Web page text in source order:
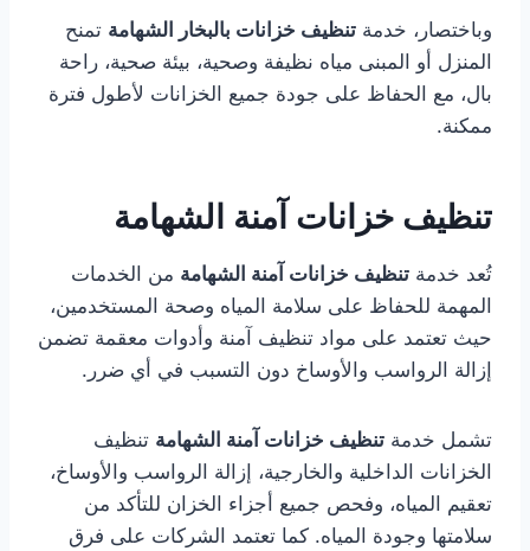
وباختصار، خدمة تنظيف خزانات بالبخار الشهامة تمنح
المنزل أو المبنى مياه نظيفة وصحية، بيئة صحية، راحة
بال، مع الحفاظ على جودة جميع الخزانات لأطول فترة
ممكنة.
تنظيف خزانات آمنة الشهامة
تُعد خدمة تنظيف خزانات آمنة الشهامة من الخدمات
المهمة للحفاظ على سلامة المياه وصحة المستخدمين،
حيث تعتمد على مواد تنظيف آمنة وأدوات معقمة تضمن
إزالة الرواسب والأوساخ دون التسبب في أي ضرر.
تشمل خدمة تنظيف خزانات آمنة الشهامة تنظيف
الخزانات الداخلية والخارجية، إزالة الرواسب والأوساخ،
تعقيم المياه، وفحص جميع أجزاء الخزان للتأكد من
سلامتها وجودة المياه. كما تعتمد الشركات على فرق